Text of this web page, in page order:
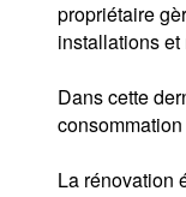
propriétaire
installations et
Dans cette
La rénovation